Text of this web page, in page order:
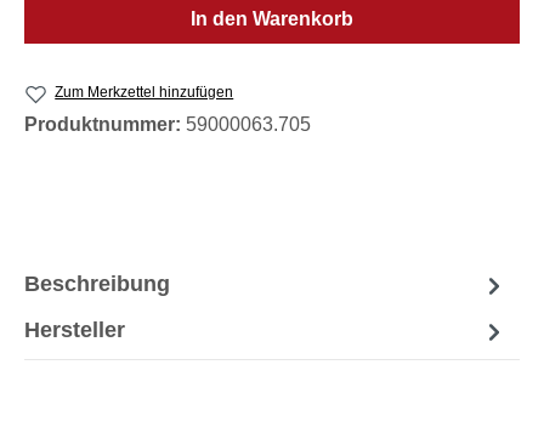
In den Warenkorb
Zum Merkzettel hinzufügen
Produktnummer: 59000063.705
Beschreibung
Hersteller